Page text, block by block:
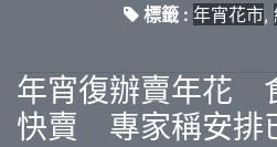
標籤 : 年宵花市,
年宵復辦賣年花
快賣 專家稱安排